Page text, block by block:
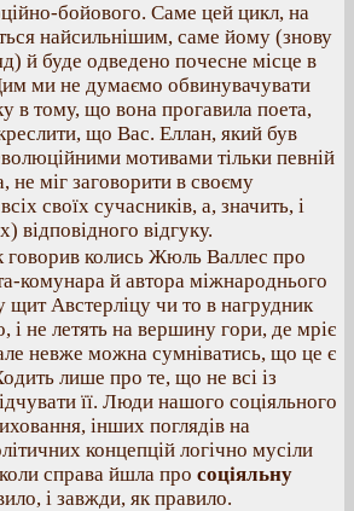
бойового. Саме цей цикл, на
найсильнішим, саме йому (знову
й буде одведено почесне місце в
ми не думаємо обвинувачувати
в тому, що вона прогавила поета,
що Вас. Еллан, який був
мотивами тільки певній
не міг заговорити в своєму
своїх сучасників, а, значить, і
відповідного відгуку.
говорив колись Жюль Валлес про
комунара й автора міжнароднього
щит Австерліцу чи то в нагрудник
і не летять на вершину гори, де мріє
невже можна сумніватись, що це є
лише про те, що не всі із
її. Люди нашого соціяльного
інших поглядів на
концепцій логічно мусіли
справа йшла про соціяльну
і завжди, як правило.